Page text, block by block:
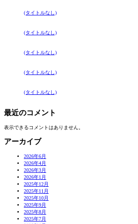
(タイトルなし)
(タイトルなし)
(タイトルなし)
(タイトルなし)
(タイトルなし)
最近のコメント
表示できるコメントはありません。
アーカイブ
2026年6月
2026年4月
2026年3月
2026年1月
2025年12月
2025年11月
2025年10月
2025年9月
2025年8月
2025年7月